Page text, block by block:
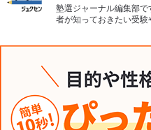
塾選ジャーナル編集部
者が知っておきたい受験